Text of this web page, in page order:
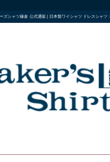
ーズシャツ鎌倉 公式通販 | 日本製ワイシャツ ドレスシャツ